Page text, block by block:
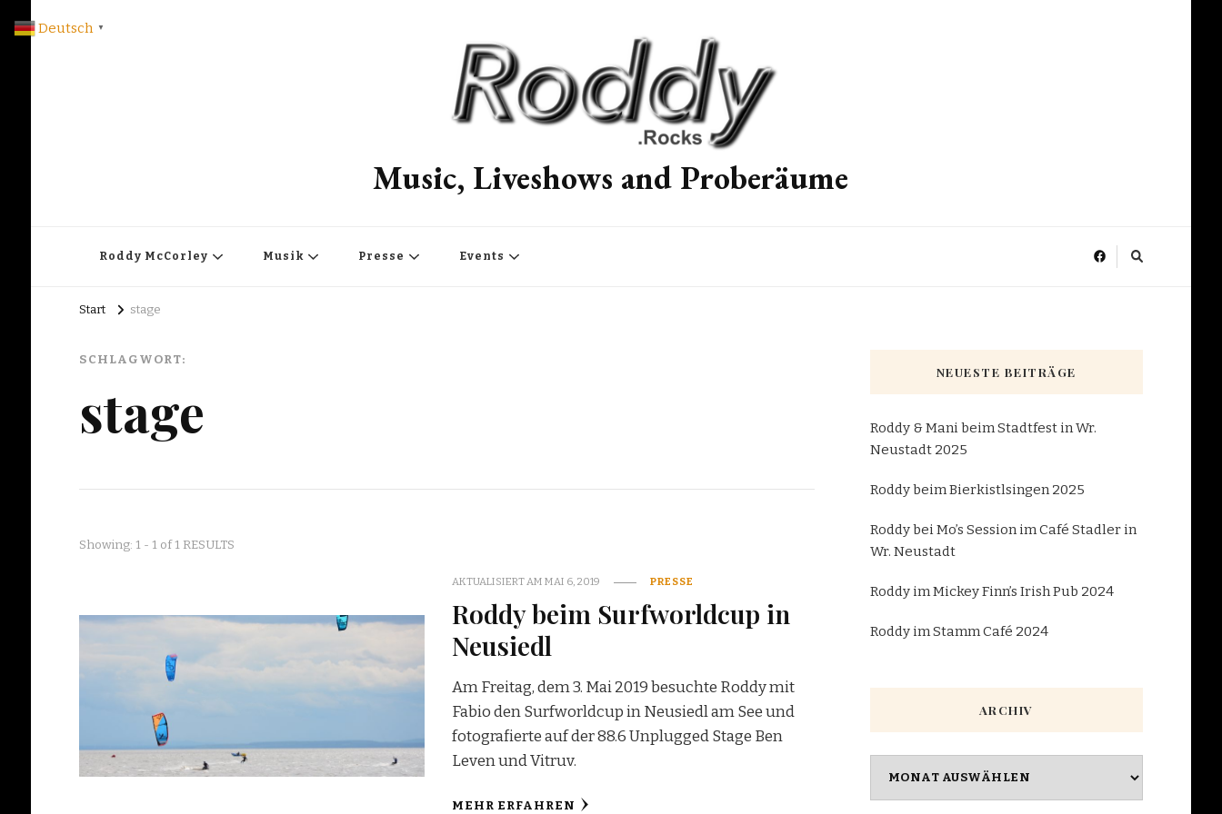
Music, Liveshows and Proberäume
Roddy McCorley Musik Presse Events
Start stage
SCHLAGWORT:
stage
Showing: 1 - 1 of 1 RESULTS
AKTUALISIERT AMMAI 6, 2019 PRESSE
Roddy beim Surfworldcup in
Neusiedl
Am Freitag, dem 3. Mai 2019 besuchte Roddy mit
Fabio den Surfworldcup in Neusiedl am See und
fotografierte auf der 88.6 Unplugged Stage Ben
Leven und Vitruv.
MEHR ERFAHREN
NEUESTE BEITRÄGE
Roddy & Mani beim Stadtfest in Wr.
Neustadt 2025
Roddy beim Bierkistlsingen 2025
Roddy bei Mo’s Session im Café Stadler in
Wr. Neustadt
Roddy im Mickey Finn’s Irish Pub 2024
Roddy im Stamm Café 2024
ARCHIV
Deutsch ▼